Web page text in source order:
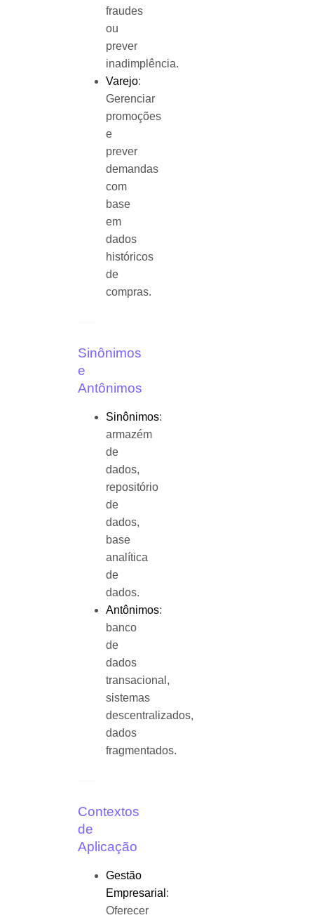
fraudes
ou
prever
inadimplência.
Varejo:
Gerenciar
promoções
e
prever
demandas
com
base
em
dados
históricos
de
compras.
Sinônimos
e
Antônimos
Sinônimos:
armazém
de
dados,
repositório
de
dados,
base
analítica
de
dados.
Antônimos:
banco
de
dados
transacional,
sistemas
descentralizados,
dados
fragmentados.
Contextos
de
Aplicação
Gestão
Empresarial :
Oferecer